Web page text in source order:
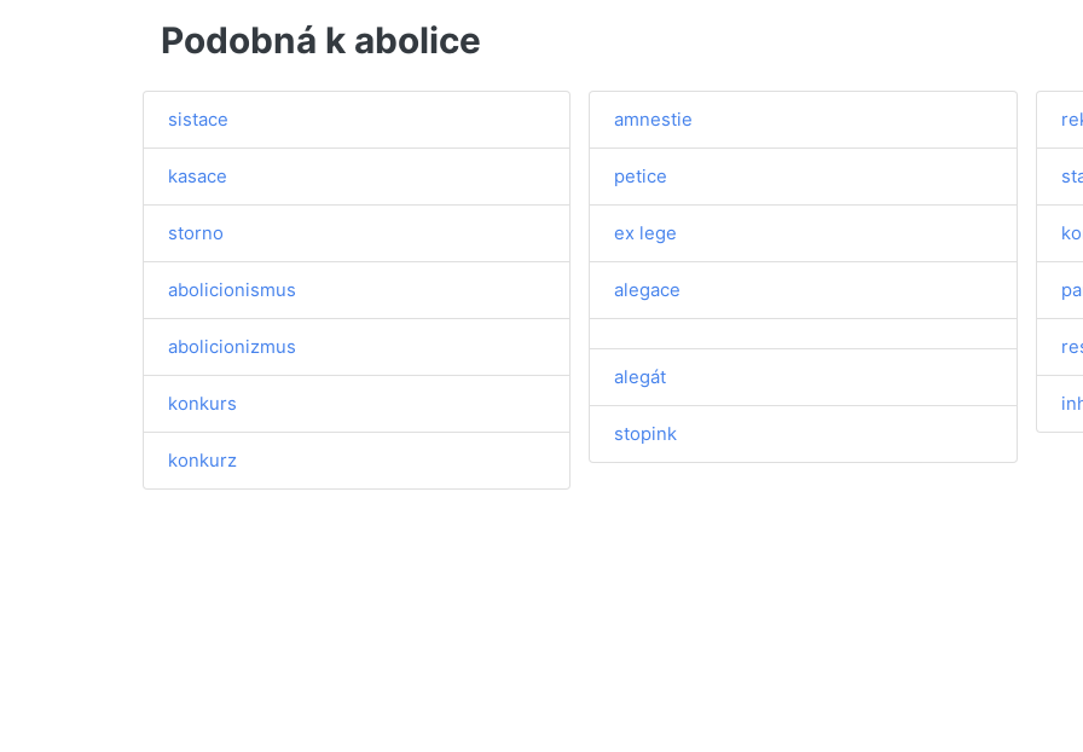
Podobná k abolice
sistace
kasace
storno
abolicionismus
abolicionizmus
konkurs
konkurz
amnestie
petice
ex lege
alegace
alegát
stopink